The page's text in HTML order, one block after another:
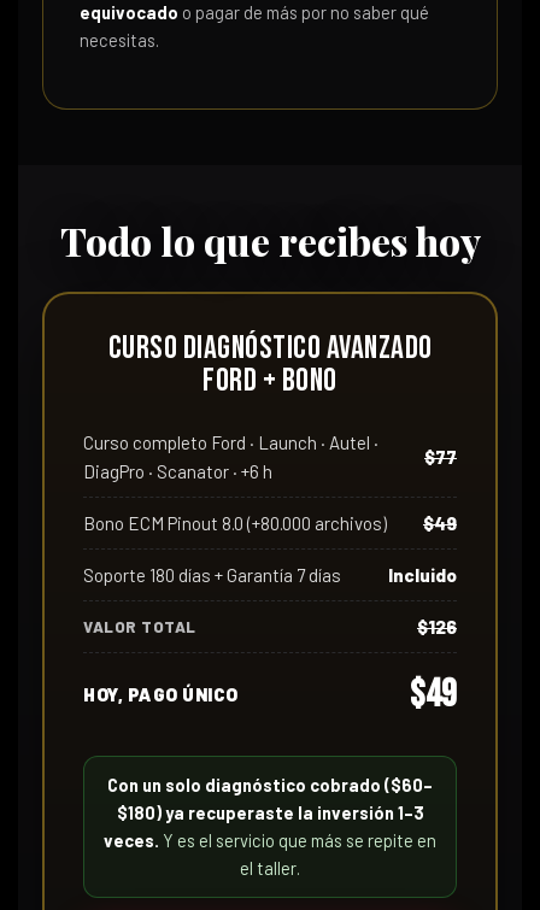
equivocado o pagar de más por no saber qué
necesitas.
Todo lo que recibes hoy
Curso Diagnóstico Avanzado
Ford + Bono
Curso completo Ford · Launch · Autel ·
DiagPro · Scanator · +6 h
$77
Bono ECM Pinout 8.0 (+80.000 archivos) $49
Soporte 180 días + Garantía 7 días Incluido
VALOR TOTAL $126
HOY, PAGO ÚNICO $49
Con un solo diagnóstico cobrado ($60–
$180) ya recuperaste la inversión 1–3
veces. Y es el servicio que más se repite en
el taller.